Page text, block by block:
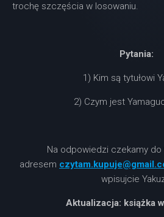
trochę szczęścia w losowaniu.
Pytania:
1) Kim są tytułowi
2) Czym jest
Na odpowiedzi czekamy
adresem
wpisujcie
Aktualizacja: książka